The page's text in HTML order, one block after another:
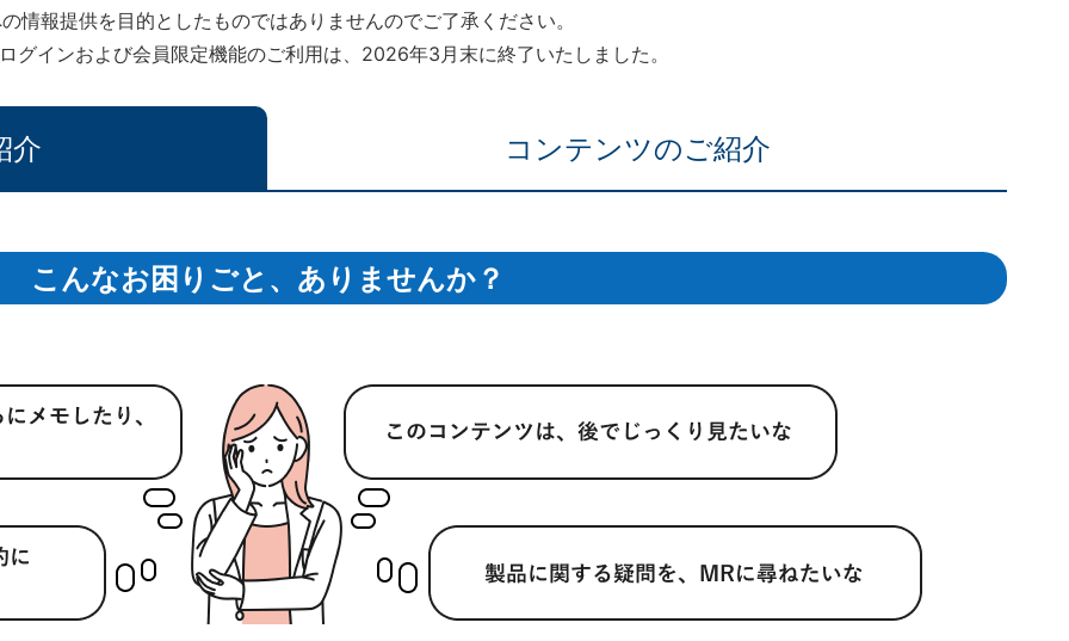
情報提供を目的としたものではありませんのでご了承ください。
インおよび会員限定機能のご利用は、2026年3月末に終了いたしました。
介 コンテンツのご紹介
こんなお困りごと、ありませんか？